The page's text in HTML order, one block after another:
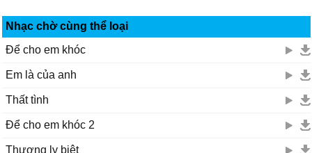
Nhạc chờ cùng thể loại
Để cho em khóc
Em là của anh
Thất tình
Để cho em khóc 2
Thương ly biệt